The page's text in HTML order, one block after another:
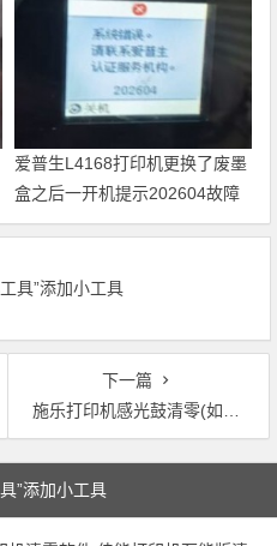
爱普生L4168打印机更换了废墨
盒之后一开机提示202604故障
代码维修
具”添加小工具
下一篇
施乐打印机感光鼓清零(如何清零施乐打印机的感光鼓)
”添加小工具